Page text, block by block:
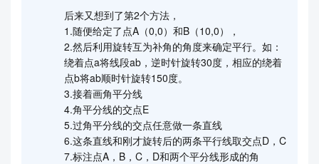
后来又想到了第2个方法，
1.随便给定了点A（0,0）和B（10,0），
2.然后利用旋转互为补角的角度来确定平行。如：
绕着点a将线段ab，逆时针旋转30度，相应的绕着
点b将ab顺时针旋转150度。
3.接着画角平分线
4.角平分线的交点E
5.过角平分线的交点任意做一条直线
6.这条直线和刚才旋转后的两条平行线取交点D，C
7.标注点A，B，C，D和两个平分线形成的角